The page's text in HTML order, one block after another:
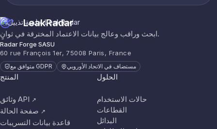
LeakRadar
ابحث وراقب وعالج بيانات الاعتماد المخترقة في ثوانٍ.
Radar Forge SASU
60 rue François 1er, 75008 Paris, France
متوافق مع GDPR مستضاف في الاتحاد الأوروبي
المنتج
وثائق API ↗
صفحة الحالة ↗
قاعدة بيانات التسريبات
الحلول
حالات الاستخدام
القطاعات
البدائل